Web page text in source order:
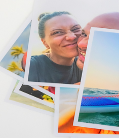
Ваш регион доставки
Выберите из списка: